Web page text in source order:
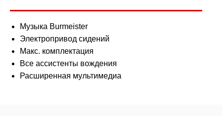
Музыка Burmeister
Электропривод сидений
Макс. комплектация
Все ассистенты вождения
Расширенная мультимедиа